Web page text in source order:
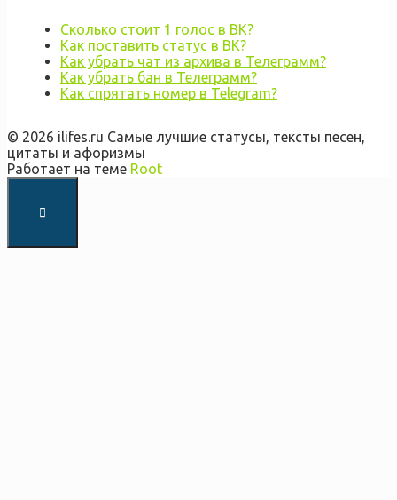
Сколько стоит 1 голос в ВК?
Как поставить статус в ВК?
Как убрать чат из архива в Телеграмм?
Как убрать бан в Телеграмм?
Как спрятать номер в Telegram?
© 2026 ilifes.ru Самые лучшие статусы, тексты песен,
цитаты и афоризмы
Работает на теме Root